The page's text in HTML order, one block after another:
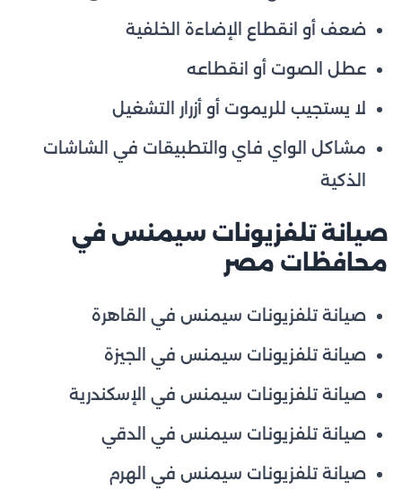
ضعف أو انقطاع الإضاءة الخلفية
عطل الصوت أو انقطاعه
لا يستجيب للريموت أو أزرار التشغيل
مشاكل الواي فاي والتطبيقات في الشاشات
الذكية
صيانة تلفزيونات سيمنس في
محافظات مصر
صيانة تلفزيونات سيمنس في القاهرة
صيانة تلفزيونات سيمنس في الجيزة
صيانة تلفزيونات سيمنس في الإسكندرية
صيانة تلفزيونات سيمنس في الدقي
صيانة تلفزيونات سيمنس في الهرم